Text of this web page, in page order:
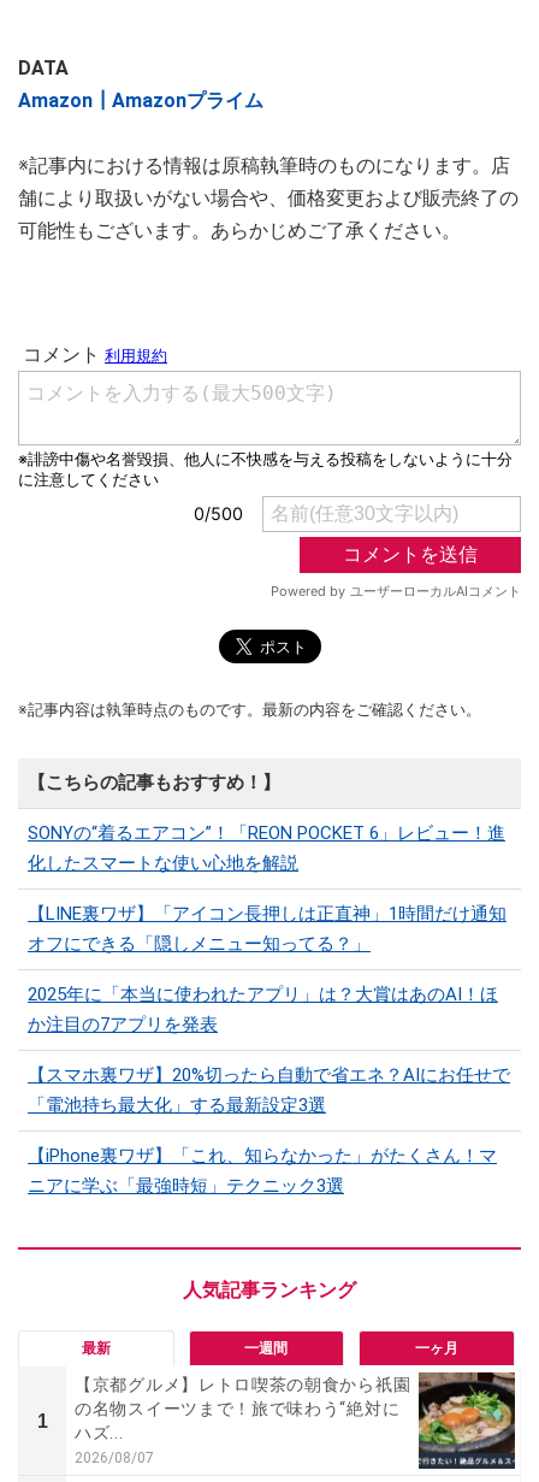
DATA
Amazon┃Amazonプライム
※記事内における情報は原稿執筆時のものになります。店
舗により取扱いがない場合や、価格変更および販売終了の
可能性もございます。あらかじめご了承ください。
※記事内容は執筆時点のものです。最新の内容をご確認ください。
【こちらの記事もおすすめ！】
SONYの“着るエアコン”！「REON POCKET 6」レビュー！進
化したスマートな使い心地を解説
【LINE裏ワザ】「アイコン長押しは正直神」1時間だけ通知
オフにできる「隠しメニュー知ってる？」
2025年に「本当に使われたアプリ」は？大賞はあのAI！ほ
か注目の7アプリを発表
【スマホ裏ワザ】20%切ったら自動で省エネ？AIにお任せで
「電池持ち最大化」する最新設定3選
【iPhone裏ワザ】「これ、知らなかった」がたくさん！マ
ニアに学ぶ「最強時短」テクニック3選
最新 一週間 一ヶ月
1
【京都グルメ】レトロ喫茶の朝食から祇園
の名物スイーツまで！旅で味わう“絶対に
ハズ...
2026/08/07